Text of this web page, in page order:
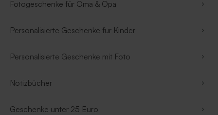
Fotogeschenke für Oma & Opa
Personalisierte Geschenke für Kinder
Personalisierte Geschenke mit Foto
Notizbücher
Geschenke unter 25 Euro